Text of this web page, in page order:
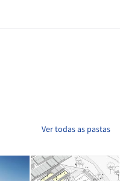
Ver todas as pastas